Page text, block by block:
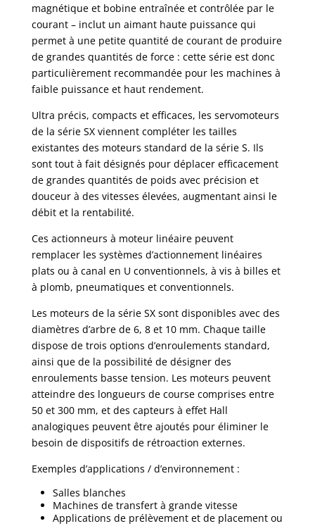
magnétique et bobine entraînée et contrôlée par le
courant – inclut un aimant haute puissance qui
permet à une petite quantité de courant de produire
de grandes quantités de force : cette série est donc
particulièrement recommandée pour les machines à
faible puissance et haut rendement.
Ultra précis, compacts et efficaces, les servomoteurs
de la série SX viennent compléter les tailles
existantes des moteurs standard de la série S. Ils
sont tout à fait désignés pour déplacer efficacement
de grandes quantités de poids avec précision et
douceur à des vitesses élevées, augmentant ainsi le
débit et la rentabilité.
Ces actionneurs à moteur linéaire peuvent
remplacer les systèmes d’actionnement linéaires
plats ou à canal en U conventionnels, à vis à billes et
à plomb, pneumatiques et conventionnels.
Les moteurs de la série SX sont disponibles avec des
diamètres d’arbre de 6, 8 et 10 mm. Chaque taille
dispose de trois options d’enroulements standard,
ainsi que de la possibilité de désigner des
enroulements basse tension. Les moteurs peuvent
atteindre des longueurs de course comprises entre
50 et 300 mm, et des capteurs à effet Hall
analogiques peuvent être ajoutés pour éliminer le
besoin de dispositifs de rétroaction externes.
Exemples d’applications / d’environnement :
Salles blanches
Machines de transfert à grande vitesse
Applications de prélèvement et de placement ou